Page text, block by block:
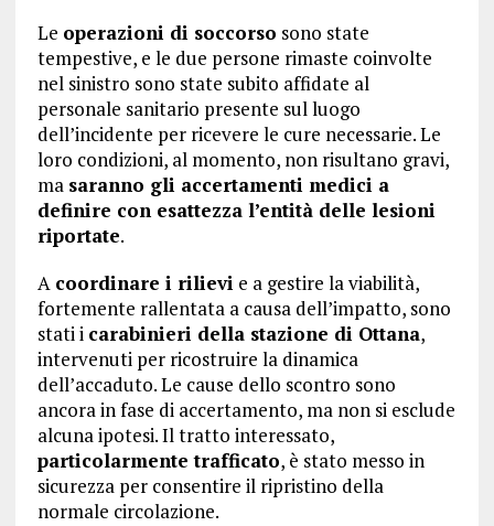
Le operazioni di soccorso sono state
tempestive, e le due persone rimaste coinvolte
nel sinistro sono state subito affidate al
personale sanitario presente sul luogo
dell’incidente per ricevere le cure necessarie. Le
loro condizioni, al momento, non risultano gravi,
ma saranno gli accertamenti medici a
definire con esattezza l’entità delle lesioni
riportate.
A coordinare i rilievi e a gestire la viabilità,
fortemente rallentata a causa dell’impatto, sono
stati i carabinieri della stazione di Ottana,
intervenuti per ricostruire la dinamica
dell’accaduto. Le cause dello scontro sono
ancora in fase di accertamento, ma non si esclude
alcuna ipotesi. Il tratto interessato,
particolarmente trafficato, è stato messo in
sicurezza per consentire il ripristino della
normale circolazione.